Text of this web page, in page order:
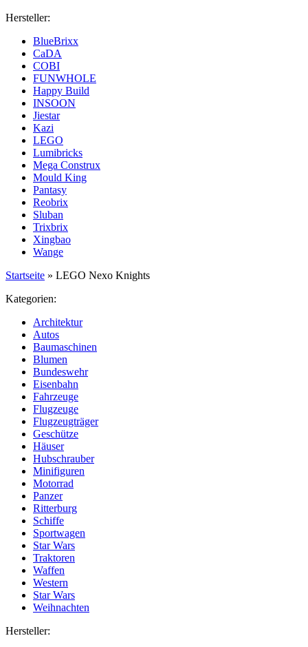
Hersteller:
BlueBrixx
CaDA
COBI
FUNWHOLE
Happy Build
INSOON
Jiestar
Kazi
LEGO
Lumibricks
Mega Construx
Mould King
Pantasy
Reobrix
Sluban
Trixbrix
Xingbao
Wange
Startseite » LEGO Nexo Knights
Kategorien:
Architektur
Autos
Baumaschinen
Blumen
Bundeswehr
Eisenbahn
Fahrzeuge
Flugzeuge
Flugzeugträger
Geschütze
Häuser
Hubschrauber
Minifiguren
Motorrad
Panzer
Ritterburg
Schiffe
Sportwagen
Star Wars
Traktoren
Waffen
Western
Star Wars
Weihnachten
Hersteller: